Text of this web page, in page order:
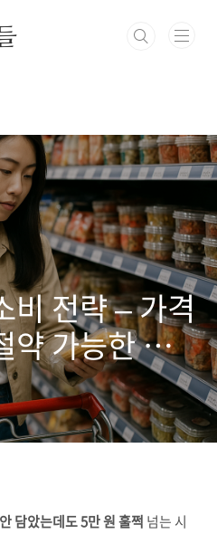
비 전략 – 가격
약 가능한 분
담았는데도 5만 원 훌쩍 넘는 시